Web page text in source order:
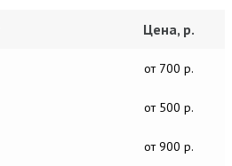
Цена, р.
от 700 р.
от 500 р.
от 900 р.